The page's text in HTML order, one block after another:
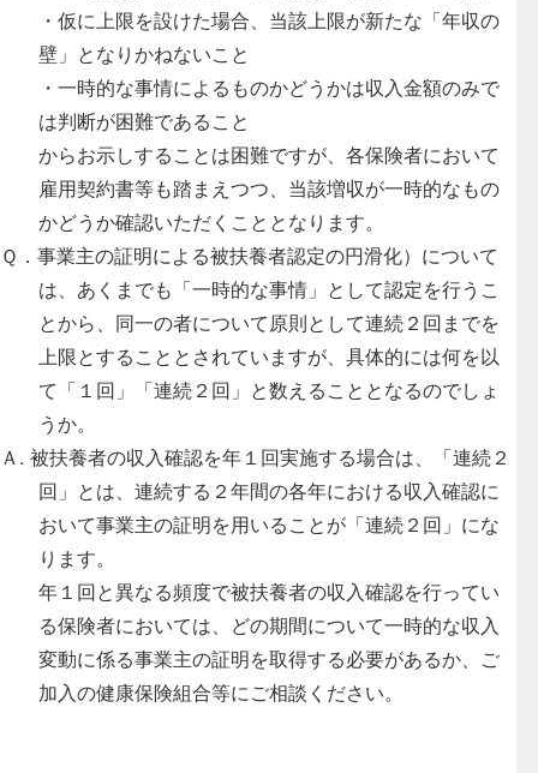
・仮に上限を設けた場合、当該上限が新たな「年収の
壁」となりかねないこと
・一時的な事情によるものかどうかは収入金額のみで
は判断が困難であること
からお示しすることは困難ですが、各保険者において
雇用契約書等も踏まえつつ、当該増収が一時的なもの
かどうか確認いただくこととなります。
Ｑ．事業主の証明による被扶養者認定の円滑化）について
は、あくまでも「一時的な事情」として認定を行うこ
とから、同一の者について原則として連続２回までを
上限とすることとされていますが、具体的には何を以
て「１回」「連続２回」と数えることとなるのでしょ
うか。
Ａ. 被扶養者の収入確認を年１回実施する場合は、「連続２
回」とは、連続する２年間の各年における収入確認に
おいて事業主の証明を用いることが「連続２回」にな
ります。
年１回と異なる頻度で被扶養者の収入確認を行ってい
る保険者においては、どの期間について一時的な収入
変動に係る事業主の証明を取得する必要があるか、ご
加入の健康保険組合等にご相談ください。